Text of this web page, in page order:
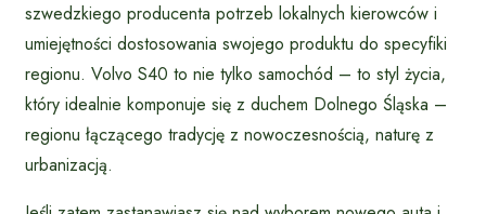
szwedzkiego producenta potrzeb lokalnych kierowców i
umiejętności dostosowania swojego produktu do specyfiki
regionu. Volvo S40 to nie tylko samochód – to styl życia,
który idealnie komponuje się z duchem Dolnego Śląska –
regionu łączącego tradycję z nowoczesnością, naturę z
urbanizacją.